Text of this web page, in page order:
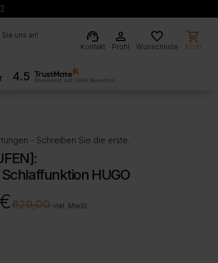
Sie uns an! support_agent
Kontakt
person
Profil
favorite
Wunschliste
shopping_cart
Korb
4.5 Basierend auf1999 Bewertungen
- Schreiben Sie die erste.
HUGO
€
629,00
€ inkl. MwSt.